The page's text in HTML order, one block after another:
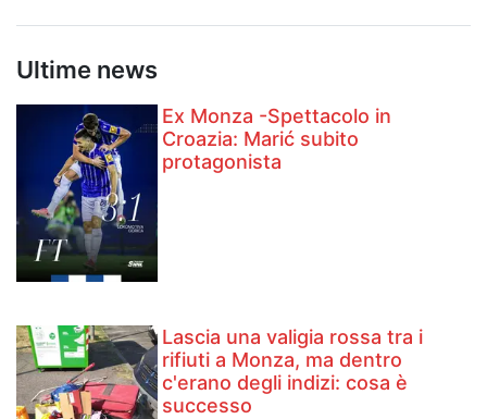
Ultime news
Ex Monza -Spettacolo in
Croazia: Marić subito
protagonista
Lascia una valigia rossa tra i
rifiuti a Monza, ma dentro
c'erano degli indizi: cosa è
successo